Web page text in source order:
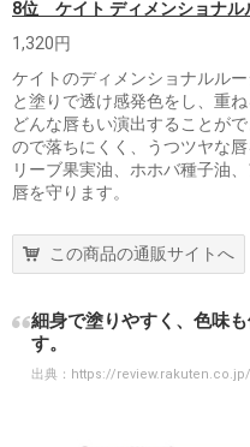
8位 ケイト ディメンショナル
1,320円
ケイトのディメンショナルル
と塗りで透け感発色をし、重
どんな唇もい演出することが
ので落ちにくく、うつツヤな
リーブ果実油、ホホバ種子油
唇を守ります。
この商品の通販サイトへ
細身で塗りやすく、色味
す。
出典： https://